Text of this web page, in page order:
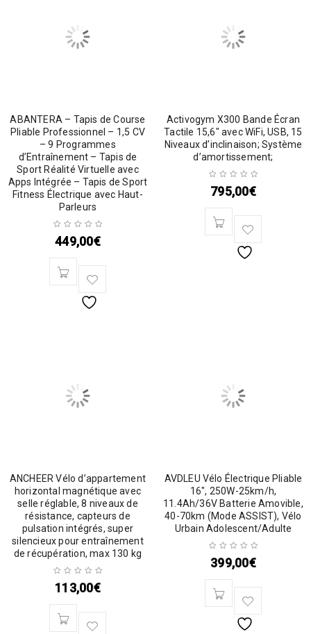
ABANTERA – Tapis de Course
Pliable Professionnel – 1,5 CV
– 9 Programmes
d’Entraînement – Tapis de
Sport Réalité Virtuelle avec
Apps Intégrée – Tapis de Sport
Fitness Électrique avec Haut-
Parleurs
449,00€
Activogym X300 Bande Écran
Tactile 15,6″ avec WiFi, USB, 15
Niveaux d’inclinaison; Système
d’amortissement;
795,00€
ANCHEER Vélo d’appartement
horizontal magnétique avec
selle réglable, 8 niveaux de
résistance, capteurs de
pulsation intégrés, super
silencieux pour entraînement
de récupération, max 130 kg
113,00€
AVDLEU Vélo Électrique Pliable
16″, 250W-25km/h,
11.4Ah/36V Batterie Amovible,
40-70km (Mode ASSIST), Vélo
Urbain Adolescent/Adulte
399,00€